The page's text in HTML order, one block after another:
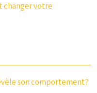
changer votre
son comportement?